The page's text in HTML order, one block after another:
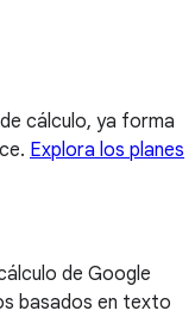
cálculo, ya forma
Explora los planes
de Google
basados en texto